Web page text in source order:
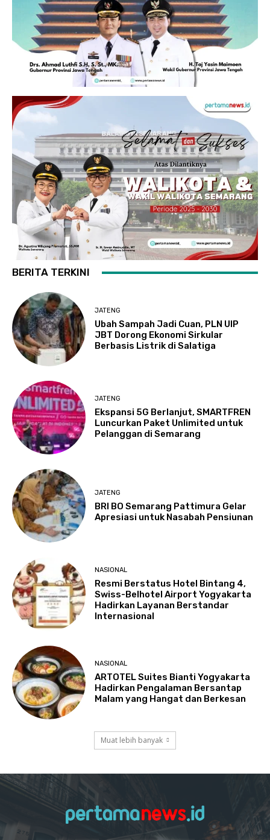
BERITA TERKINI
JATENG
Ubah Sampah Jadi Cuan, PLN UIP
JBT Dorong Ekonomi Sirkular
Berbasis Listrik di Salatiga
JATENG
Ekspansi 5G Berlanjut, SMARTFREN
Luncurkan Paket Unlimited untuk
Pelanggan di Semarang
JATENG
BRI BO Semarang Pattimura Gelar
Apresiasi untuk Nasabah Pensiunan
NASIONAL
Resmi Berstatus Hotel Bintang 4,
Swiss-Belhotel Airport Yogyakarta
Hadirkan Layanan Berstandar
Internasional
NASIONAL
ARTOTEL Suites Bianti Yogyakarta
Hadirkan Pengalaman Bersantap
Malam yang Hangat dan Berkesan
Muat lebih banyak